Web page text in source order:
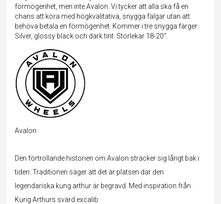
förmögenhet, men inte Avalon. Vi tycker att alla ska få en
chans att köra med högkvalitativa, snygga fälgar utan att
behöva betala en förmögenhet. Kommer i tre snygga färger:
Silver, glossy black och dark tint. Storlekar 18-20".
Avalon
Den förtrollande historien om Avalon sträcker sig långt bak i
tiden. Traditionen säger att det är platsen där den
legendariska kung arthur är begravd. Med inspiration från
Kung Arthurs svärd excalib